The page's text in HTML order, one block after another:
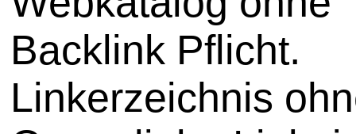
Backlink Pflicht.
Linkerzeichnis